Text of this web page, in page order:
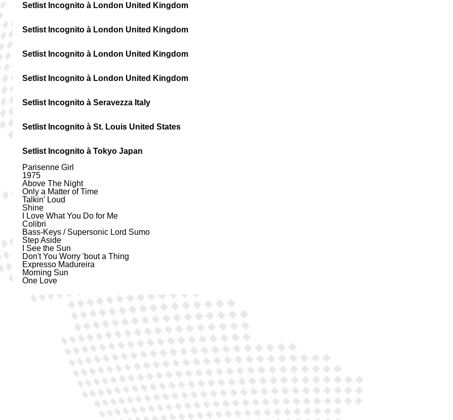
Setlist Incognito à London United Kingdom
Setlist Incognito à London United Kingdom
Setlist Incognito à London United Kingdom
Setlist Incognito à London United Kingdom
Setlist Incognito à Seravezza Italy
Setlist Incognito à St. Louis United States
Setlist Incognito à Tokyo Japan
Parisenne Girl
1975
Above The Night
Only a Matter of Time
Talkin' Loud
Shine
I Love What You Do for Me
Colibri
Bass-Keys / Supersonic Lord Sumo
Step Aside
I See the Sun
Don't You Worry 'bout a Thing
Expresso Madureira
Morning Sun
One Love